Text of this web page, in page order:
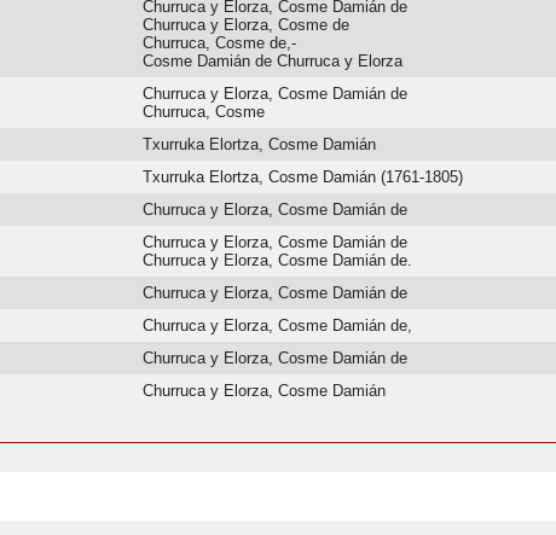
Churruca y Elorza, Cosme Damián de
Churruca y Elorza, Cosme de
Churruca, Cosme de,-
Cosme Damián de Churruca y Elorza
Churruca y Elorza, Cosme Damián de
Churruca, Cosme
Txurruka Elortza, Cosme Damián
Txurruka Elortza, Cosme Damián (1761-1805)
Churruca y Elorza, Cosme Damián de
Churruca y Elorza, Cosme Damián de
Churruca y Elorza, Cosme Damián de.
Churruca y Elorza, Cosme Damián de
Churruca y Elorza, Cosme Damián de,
Churruca y Elorza, Cosme Damián de
Churruca y Elorza, Cosme Damián